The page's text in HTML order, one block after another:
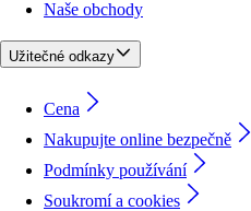
Naše obchody
Užitečné odkazy
Cena
Nakupujte online bezpečně
Podmínky používání
Soukromí a cookies